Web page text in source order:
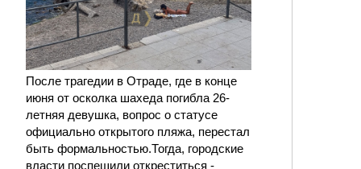
После трагедии в Отраде, где в конце
июня от осколка шахеда погибла 26-
летняя девушка, вопрос о статусе
официально открытого пляжа, перестал
быть формальностью.Тогда, городские
власти поспешили откреститься -